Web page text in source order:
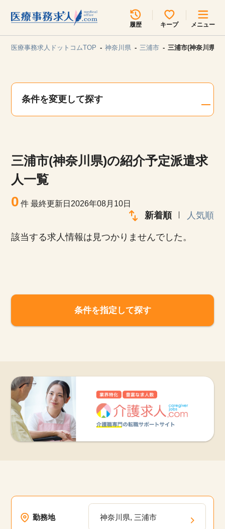
履歴 キープ メニュー
見学会・イベント情報
サイトの使い方
就職サポート
医療事務求人ドットコムTOP 神奈川県 三浦市 三浦市(神奈川県)
条件を変更して探す
三浦市(神奈川県)の紹介予定派遣求
人一覧
0 件最終更新日2026年08月10日
新着順 人気順
該当する求人情報は見つかりませんでした。
条件を指定して探す
勤務地 神奈川県, 三浦市
所在地のエリアを選択してください
各支店担当よりご連絡させていただきます。
関東
甲信越・北陸 中国・四国
九州・沖縄